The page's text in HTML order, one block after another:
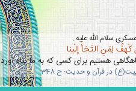
سلام الله عليه :
لِمَنِ التَجَأَ إلَينا
هستيم براى كسى كه به ما پناه آورد
در قرآن و حديث: ح 348